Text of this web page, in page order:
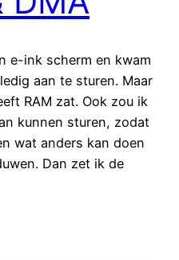
e-ink scherm en kwam
aan te sturen. Maar
RAM zat. Ook zou ik
kunnen sturen, zodat
wat anders kan doen
Dan zet ik de